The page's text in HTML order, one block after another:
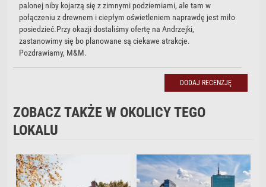
DODAJ RECENZJĘ
palonej niby kojarzą się z zimnymi podziemiami, ale tam w
połączeniu z drewnem i ciepłym oświetleniem naprawdę jest miło
posiedzieć.Przy okazji dostaliśmy ofertę na Andrzejki,
zastanowimy się bo planowane są ciekawe atrakcje.
Pozdrawiamy, M&M.
DODAJ RECENZJĘ
ZOBACZ TAKŻE W OKOLICY TEGO
LOKALU